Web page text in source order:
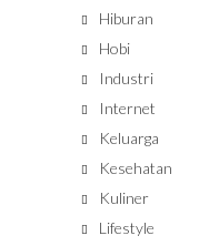
Hiburan
Hobi
Industri
Internet
Keluarga
Kesehatan
Kuliner
Lifestyle